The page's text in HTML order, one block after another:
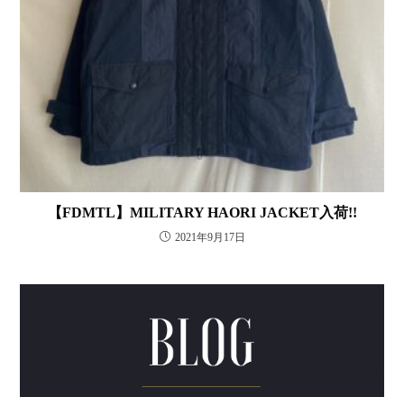
【FDMTL】MILITARY HAORI JACKET入荷!!
2021年9月17日